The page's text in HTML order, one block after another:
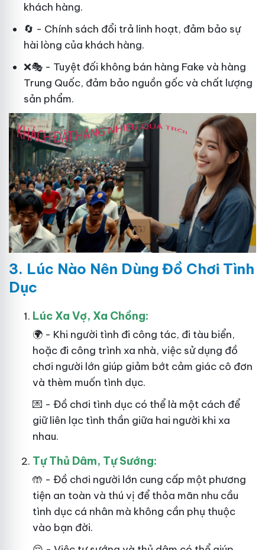
khách hàng.
🔄 - Chính sách đổi trả linh hoạt, đảm bảo sự
hài lòng của khách hàng.
❌🎭 - Tuyệt đối không bán hàng Fake và hàng
Trung Quốc, đảm bảo nguồn gốc và chất lượng
sản phẩm.
3. Lúc Nào Nên Dùng Đồ Chơi Tình
Dục
Lúc Xa Vợ, Xa Chồng:
🌍 - Khi người tình đi công tác, đi tàu biển,
hoặc đi công trình xa nhà, việc sử dụng đồ
chơi người lớn giúp giảm bớt cảm giác cô đơn
và thèm muốn tình dục.
💌 - Đồ chơi tình dục có thể là một cách để
giữ liên lạc tình thần giữa hai người khi xa
nhau.
Tự Thủ Dâm, Tự Sướng:
🤲 - Đồ chơi người lớn cung cấp một phương
tiện an toàn và thú vị để thỏa mãn nhu cầu
tình dục cá nhân mà không cần phụ thuộc
vào bạn đời.